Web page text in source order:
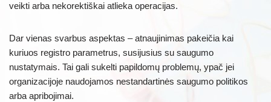
veikti arba nekorektiškai atlieka operacijas.
Dar vienas svarbus aspektas – atnaujinimas pakeičia kai
kuriuos registro parametrus, susijusius su saugumo
nustatymais. Tai gali sukelti papildomų problemų, ypač jei
organizacijoje naudojamos nestandartinės saugumo politikos
arba apribojimai.